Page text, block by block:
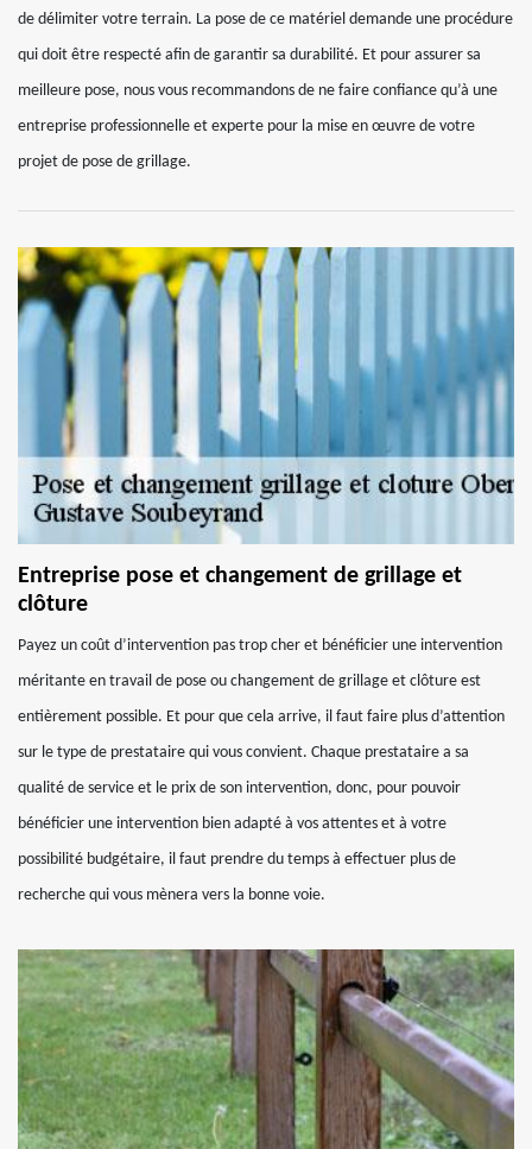
de délimiter votre terrain. La pose de ce matériel demande une procédure
qui doit être respecté afin de garantir sa durabilité. Et pour assurer sa
meilleure pose, nous vous recommandons de ne faire confiance qu’à une
entreprise professionnelle et experte pour la mise en œuvre de votre
projet de pose de grillage.
Entreprise pose et changement de grillage et
clôture
Payez un coût d’intervention pas trop cher et bénéficier une intervention
méritante en travail de pose ou changement de grillage et clôture est
entièrement possible. Et pour que cela arrive, il faut faire plus d’attention
sur le type de prestataire qui vous convient. Chaque prestataire a sa
qualité de service et le prix de son intervention, donc, pour pouvoir
bénéficier une intervention bien adapté à vos attentes et à votre
possibilité budgétaire, il faut prendre du temps à effectuer plus de
recherche qui vous mènera vers la bonne voie.